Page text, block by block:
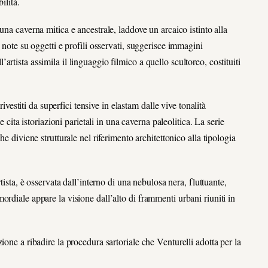
caverna mitica e ancestrale, laddove un arcaico istinto alla
su oggetti e profili osservati, suggerisce immagini
assimila il linguaggio filmico a quello scultoreo, costituiti
da superfici tensive in elastam dalle vive tonalità
cita istoriazioni parietali in una caverna paleolitica. La serie
diviene strutturale nel riferimento architettonico alla tipologia
è osservata dall’interno di una nebulosa nera, fluttuante,
appare la visione dall’alto di frammenti urbani riuniti in
a ribadire la procedura sartoriale che Venturelli adotta per la